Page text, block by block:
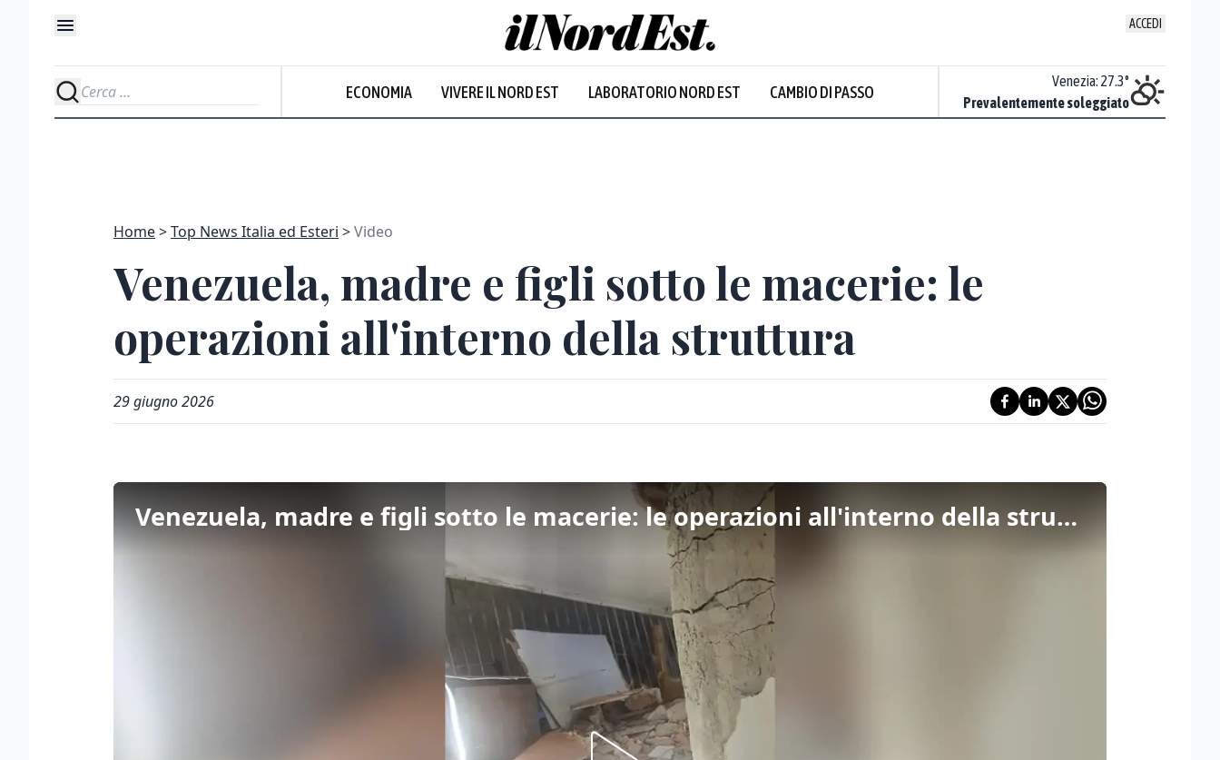
ACCEDI
ECONOMIA VIVERE IL NORD EST LABORATORIO NORD EST CAMBIO DI PASSO
Nuvoloso
Venezia: 27.3°
Prevalentemente soleggiato
Home Top News Italia ed Esteri Video
Venezuela, madre e figli sotto le macerie: le
operazioni all'interno della struttura
29 giugno 2026
Venezuela, madre e figli sotto le macerie: le operazioni all'interno della struttura